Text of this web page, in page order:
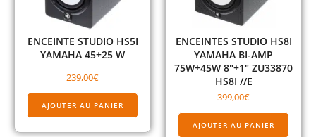
ENCEINTE STUDIO HS5I
YAMAHA 45+25 W
239,00€
AJOUTER AU PANIER
ENCEINTES STUDIO HS8I
YAMAHA BI-AMP
75W+45W 8″+1″ ZU33870
HS8I //E
399,00€
AJOUTER AU PANIER